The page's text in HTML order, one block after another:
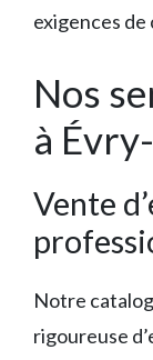
exigences de
Nos
à
Vente
Notre
rigoureuse